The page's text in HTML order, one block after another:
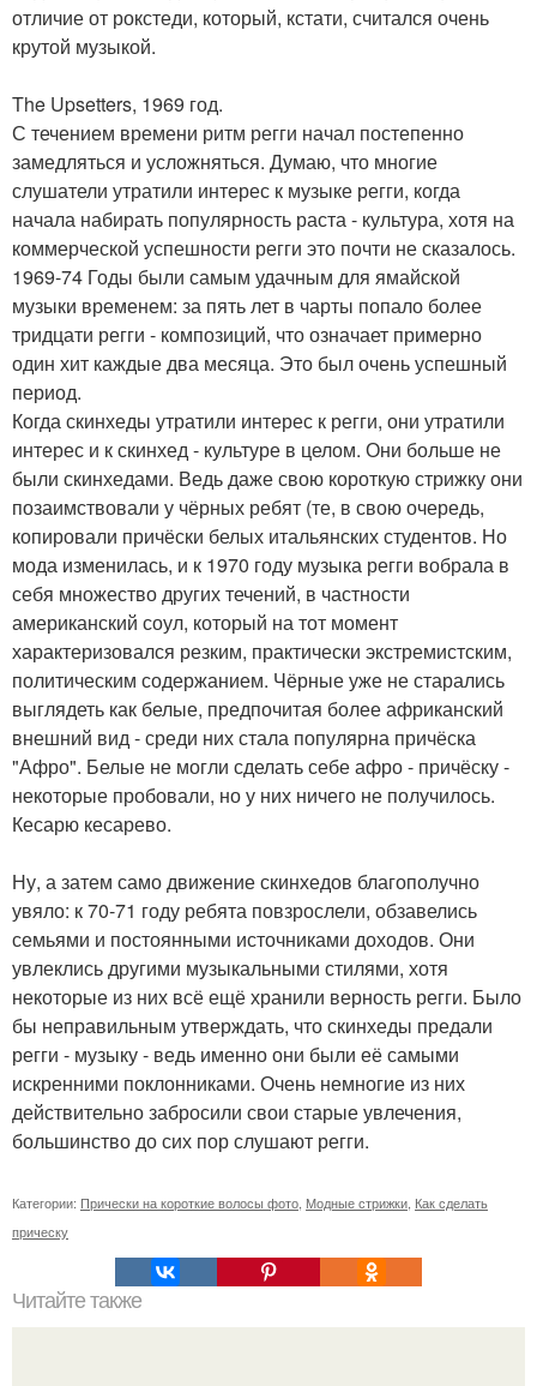
отличие от рокстеди, который, кстати, считался очень
крутой музыкой.
The Upsetters, 1969 год.
С течением времени ритм регги начал постепенно
замедляться и усложняться. Думаю, что многие
слушатели утратили интерес к музыке регги, когда
начала набирать популярность раста - культура, хотя на
коммерческой успешности регги это почти не сказалось.
1969-74 Годы были самым удачным для ямайской
музыки временем: за пять лет в чарты попало более
тридцати регги - композиций, что означает примерно
один хит каждые два месяца. Это был очень успешный
период.
Когда скинхеды утратили интерес к регги, они утратили
интерес и к скинхед - культуре в целом. Они больше не
были скинхедами. Ведь даже свою короткую стрижку они
позаимствовали у чёрных ребят (те, в свою очередь,
копировали причёски белых итальянских студентов. Но
мода изменилась, и к 1970 году музыка регги вобрала в
себя множество других течений, в частности
американский соул, который на тот момент
характеризовался резким, практически экстремистским,
политическим содержанием. Чёрные уже не старались
выглядеть как белые, предпочитая более африканский
внешний вид - среди них стала популярна причёска
"Афро". Белые не могли сделать себе афро - причёску -
некоторые пробовали, но у них ничего не получилось.
Кесарю кесарево.
Ну, а затем само движение скинхедов благополучно
увяло: к 70-71 году ребята повзрослели, обзавелись
семьями и постоянными источниками доходов. Они
увлеклись другими музыкальными стилями, хотя
некоторые из них всё ещё хранили верность регги. Было
бы неправильным утверждать, что скинхеды предали
регги - музыку - ведь именно они были её самыми
искренними поклонниками. Очень немногие из них
действительно забросили свои старые увлечения,
большинство до сих пор слушают регги.
Категории: Прически на короткие волосы фото Модные стрижки Как сделать
прическу
Читайте также